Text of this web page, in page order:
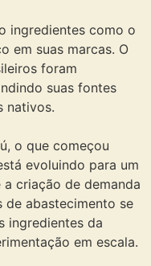
ingredientes como o
em suas marcas. O
foram
suas fontes
nativos.
o que começou
evoluindo para um
criação de demanda
de abastecimento se
ingredientes da
em escala.